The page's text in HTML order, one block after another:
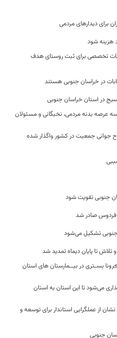
برای دیدارهای مردمی
هزینه شود
تخصصی برای ثبت روستای هدف
عرصه بدنه مردمی، نخبگانی و مسئولان
قالب طرح جوانی جمعیت در کشور واگذار شده
جنوبی تقویت شود
جنوبی تشکیل می‌شود
تلاش تا پایان دیماه تمدید شد
بسـتری در بیــمارستان های استان
می‌شود تا این استان به استان
از عملگرایی استاندار برای توسعه و
جنوبی